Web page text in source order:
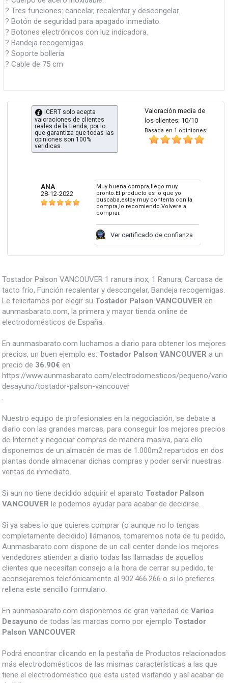
? Tres funciones: cancelar, recalentar y descongelar.
? Botón de seguridad para apagado inmediato.
? Botones electrónicos con luz indicadora.
? Bandeja recogemigas.
? Soporte bollería
? Cable de 75 cm
Valoración media de
los clientes: 10/10
Basada en 1 opiniones:
iCERT solo acepta
valoraciones de clientes
reales de la tienda, por lo
que garantiza que todas las
opiniones son 100%
veridicas.
ANA
28-12-2022
Muy buena compra,llego muy
pronto.El producto es lo que yo
buscaba,estoy muy contenta con la
compra,lo recomiendo.Volvere a
comprar.
Ver certificado de confianza
Tostador Palson VANCOUVER 1 ranura inox, 1 Ranura, Carcasa de
tacto frío, Función recalentar y descongelar, Bandeja recogemigas.
Le felicitamos por elegir su Tostador Palson VANCOUVER en
aunmasbarato.com, la primera y mayor tienda online de
electrodomésticos de España.
En aunmasbarato.com luchamos a diario para obtener los mejores
precios, un buen ejemplo es: Tostador Palson VANCOUVER a un
precio de 36.90€ en
https://www.aunmasbarato.com/electrodomesticos/pequeno/
desayuno/tostador-palson-vancouver
.
Nuestro equipo de profesionales en la negociación, se debate a
diario con las grandes marcas, para conseguir los mejores precios
de Internet y negociar compras de manera masiva, para ello
disponemos de un almacén de mas de 1.000m2 repartidos en dos
plantas donde almacenar dichas compras y poder servir nuestras
ventas de inmediato.
Si aun no tiene decidido adquirir el aparato Tostador Palson
VANCOUVER le podemos ayudar para acabar de decidirse.
Si ya sabes lo que quieres comprar (o aunque no lo tengas
completamente decidido) llámanos, tomaremos nota de tu pedido,
Aunmasbarato.com dispone de un call center donde los mejores
vendedores atienden a diario todas las llamadas de aquellos
clientes que necesitan consejo a la hora de cerrar su pedido, te
aconsejaremos telefónicamente al 902.466.266 o si lo prefieres
rellena este sencillo formulario.
En aunmasbarato.com disponemos de gran variedad de Varios
Desayuno de todas las marcas como por ejemplo Tostador
Palson VANCOUVER
Podrá encontrar clicando en la pestaña de Productos relacionados
más electrodomésticos de las mismas características a las que
tiene el electrodoméstico que esta usted visitando y así acabar de